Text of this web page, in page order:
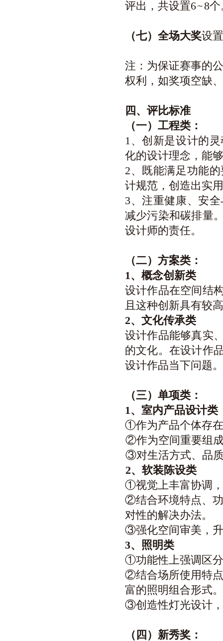
评出，共设置6~8
（七）全场大奖设
注：为保证赛事的
权利，如奖项空缺
四、评比标准
（一）工程类：
1、创新是设计的
化的设计理念，能
2、既能满足功能
计规范，创造出实
3、注重健康、安
减少污染和碳排量
设计师的责任。
（二）方案类：
1、概念创新类
设计作品在空间结
且这种创新具有较
2、文化传承类
设计作品能够真实
的文化。在设计作
设计作品当下问题。
（三）单项类：
1、室内产品设计类
①作为产品个体存
②作为空间重要组
③对生活方式、品
2、软装陈设类
①视觉上丰富协调
②结合环境特点、
对性的解决办法。
③强化空间审美，
3、照明类
①功能性上强调区
②结合场所使用特
富的照明组合形式。
③创造性灯光设计
（四）新秀奖：